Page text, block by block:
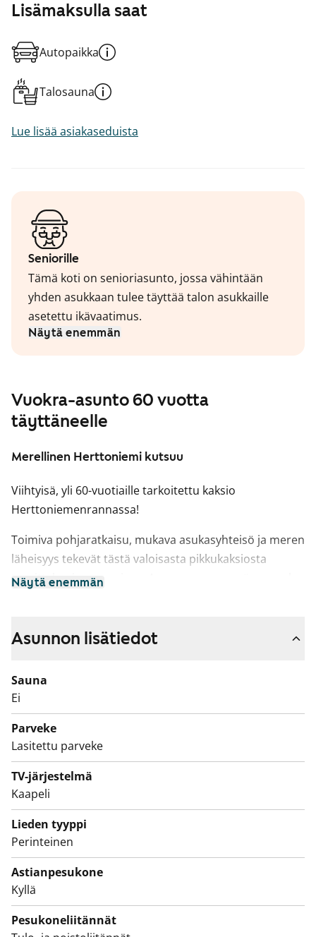
Vuokra-asunto 60 vuotta
täyttäneelle
Merellinen Herttoniemi kutsuu
Viihtyisä, yli 60-vuotiaille tarkoitettu kaksio
Herttoniemenrannassa!
Toimiva pohjaratkaisu, mukava asukasyhteisö ja meren
läheisyys tekevät tästä valoisasta pikkukaksiosta
tavoittelemisen arvoisen. Asunnossa on myös parveke.
sähköliesi.
Tämä on valtion tukema Varke-asunto (entinen ARA),
jossa asukasvalinta perustuu asunnon tarpeen
kiireellisyyteen, hakijoiden tuloihin ja varallisuuteen,
sekä asunnon tarpeen syyhyn.
Näytä enemmän
Lisämaksulla saat
Autopaikka
Talosauna
Lue lisää asiakaseduista
Asunnon lisätiedot
Sauna
Ei
Parveke
Lasitettu parveke
TV-järjestelmä
Kaapeli
Lieden tyyppi
Perinteinen
Astianpesukone
Kyllä
Pesukoneliitännät
Seniorille
Tämä koti on senioriasunto, jossa vähintään
yhden asukkaan tulee täyttää talon asukkaille
asetettu ikävaatimus.
Näytä enemmän